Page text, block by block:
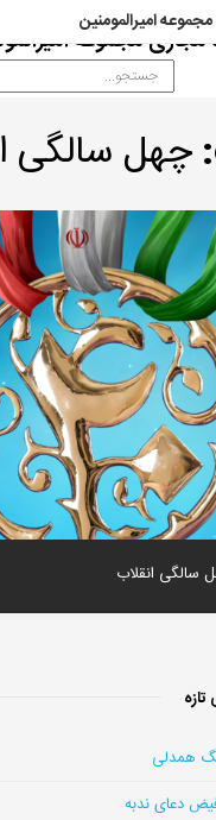
مجازی مجموعه
امیرالمومنین
چهل سالگی
سالگی انقلاب
همدلی
دعای ندبه